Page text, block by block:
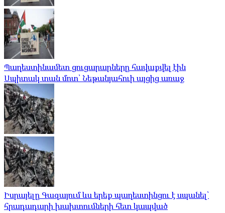
Պաղեստինամետ ցուցարարները հավաքվել էին
Սպիտակ տան մոտ՝ Նեթանյահուի այցից առաջ
Իսրայելը Գազայում ևս երեք պաղեստինցու է սպանել՝
հրադադարի խախտումների հետ կապված